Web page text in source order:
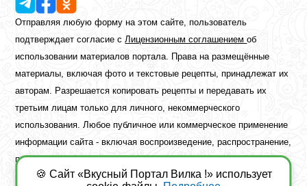
Отправляя любую форму на этом сайте, пользователь
подтверждает согласие сЛицензионным соглашениемоб
использовании материалов портала. Права на размещённые
материалы, включая фото и текстовые рецепты, принадлежат их
авторам. Разрешается копировать рецепты и передавать их
третьим лицам только для личного, некоммерческого
использования. Любое публичное или коммерческое применение
информации сайта - включая воспроизведение, распространение,
публикацию или обработку - возможно лишь при наличии
предварительного письменного разрешения правообладателя.
🍪 Сайт «Вкусный Портал Вилка !» использует